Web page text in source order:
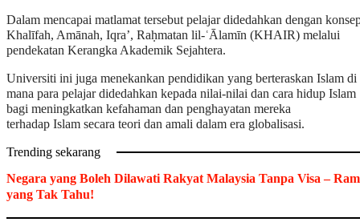
Dalam mencapai matlamat tersebut pelajar didedahkan dengan
Khalīfah, Amānah, Iqra’, Raḥmatan lil-ʿĀlamīn (KHAIR) melalui
pendekatan Kerangka Akademik Sejahtera.
Universiti ini juga menekankan pendidikan yang berteraskan Islam di
mana para pelajar didedahkan kepada nilai-nilai dan cara hidup Islam
bagi meningkatkan kefahaman dan penghayatan mereka
terhadap Islam secara teori dan amali dalam era globalisasi.
Trending sekarang
Negara yang Boleh Dilawati Rakyat Malaysia Tanpa Visa –
yang Tak Tahu!